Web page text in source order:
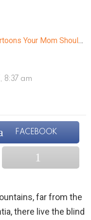
Mom Shouldn’t Let You Watch When You Were Young"
8:37 am
FACEBOOK
far from the
there live the blind